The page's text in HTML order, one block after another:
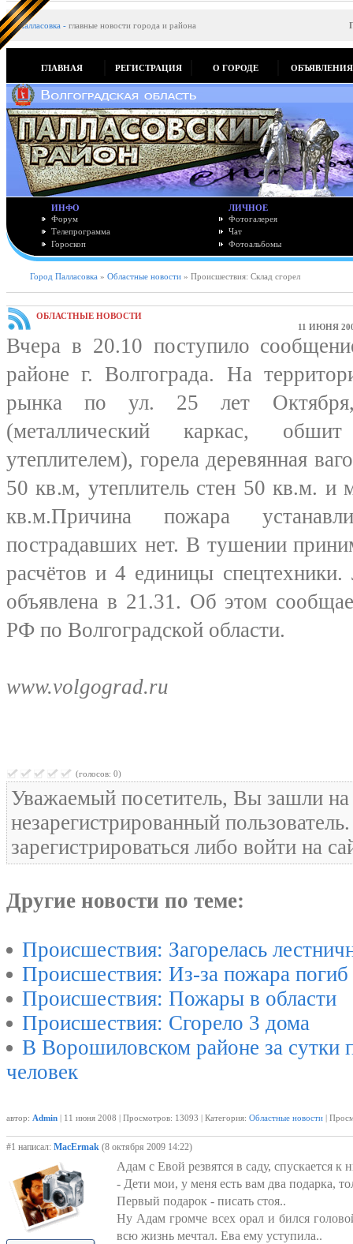
Палласовка - главные новости города и района
ГЛАВНАЯ РЕГИСТРАЦИЯ О ГОРОДЕ ОБЪЯВЛЕНИЯ
ИНФО
Форум
Телепрограмма
Гороскоп
ЛИЧНОЕ
Фотогалерея
Чат
Фотоальбомы
Город Палласовка » Областные новости » Происшествия: Склад сгорел
ОБЛАСТНЫЕ НОВОСТИ
11 ИЮНЯ
Вчера в 20.10 поступило
районе г. Волгограда. На
рынка по ул. 25 лет
(металлический каркас,
утеплителем), горела деревянная
50 кв.м, утеплитель стен 50 кв.м. и
кв.м.Причина пожара
пострадавших нет. В тушении
расчётов и 4 единицы
объявлена в 21.31. Об этом
РФ по Волгоградской области.
www.volgograd.ru
(голосов: 0)
Уважаемый посетитель, Вы зашли на
незарегистрированный
зарегистрироваться либо войти на
Другие новости по теме:
Происшествия: Загорелась
Происшествия: Из-за пожара погиб
Происшествия: Пожары в области
Происшествия: Сгорело 3 дома
В Ворошиловском районе за сутки
человек
автор: Admin | 11 июня 2008 | Просмотров: 13093 | Категория: Областные новости |
#1 написал: MacErmak (8 октября 2009 14:22)
Адам с Евой резвятся в саду, спускается к
- Дети мои, у меня есть вам два подарка,
Первый подарок - писать стоя..
Ну Адам громче всех орал и бился
всю жизнь мечтал. Ева ему уступила..